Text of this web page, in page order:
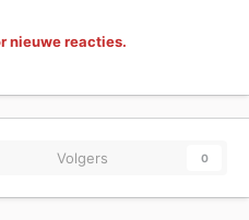
nieuwe reacties.
Volgers 0